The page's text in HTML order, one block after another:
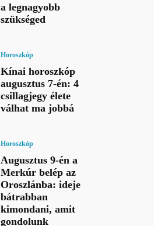
a legnagyobb
szükséged
Horoszkóp
Kínai horoszkóp
augusztus 7-én: 4
csillagjegy élete
válhat ma jobbá
Horoszkóp
Augusztus 9-én a
Merkúr belép az
Oroszlánba: ideje
bátrabban
kimondani, amit
gondolunk